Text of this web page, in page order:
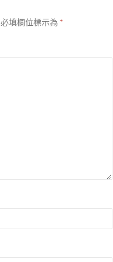
必填欄位標示為 *